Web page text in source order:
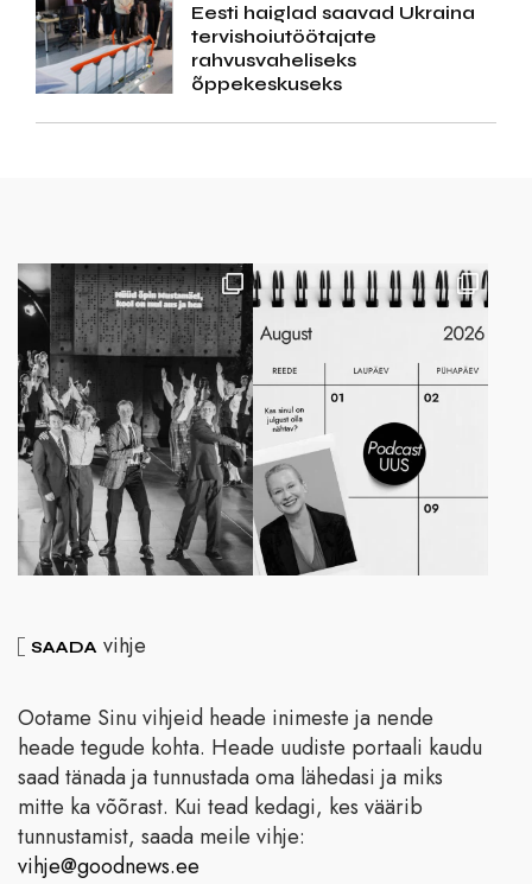
Eesti haiglad saavad Ukraina
tervishoiutöötajate
rahvusvaheliseks
õppekeskuseks
SAADA vihje
Ootame Sinu vihjeid heade inimeste ja nende
heade tegude kohta. Heade uudiste portaali kaudu
saad tänada ja tunnustada oma lähedasi ja miks
mitte ka võõrast. Kui tead kedagi, kes väärib
tunnustamist, saada meile vihje:
vihje@goodnews.ee